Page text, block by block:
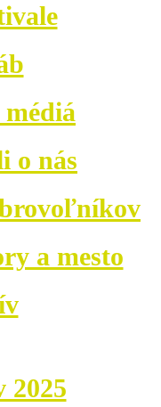
médiá
o nás
a mesto
2025